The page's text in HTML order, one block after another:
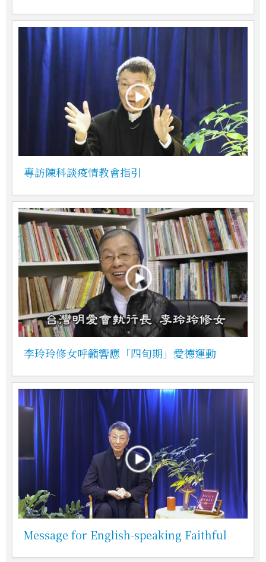
專訪陳科談疫情教會指引
李玲玲修女呼籲響應「四旬期」愛德運動
Message for English-speaking Faithful